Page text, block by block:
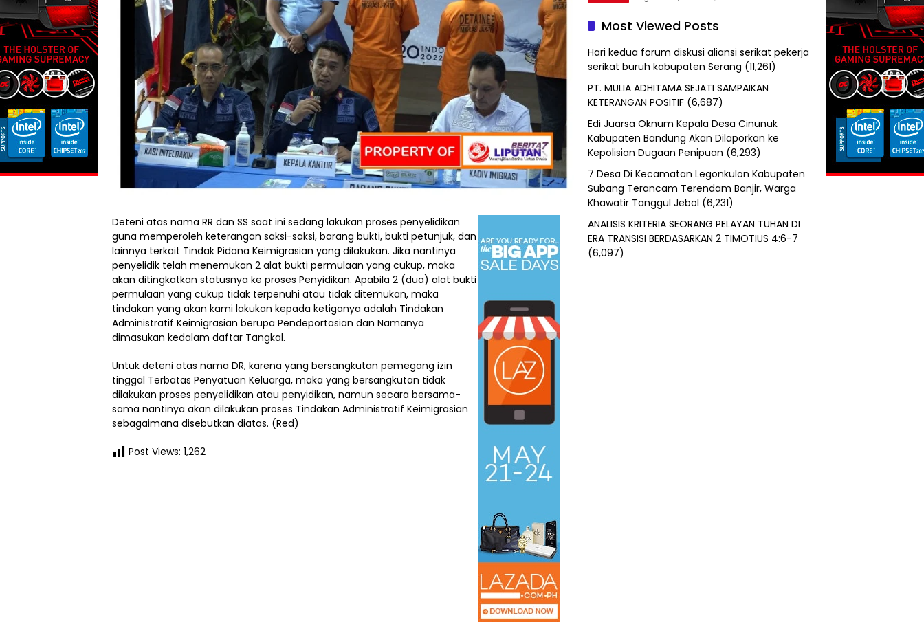
Deteni atas nama RR dan SS saat ini sedang lakukan proses penyelidikan
guna memperoleh keterangan saksi-saksi, barang bukti, bukti petunjuk, dan
lainnya terkait Tindak Pidana Keimigrasian yang dilakukan. Jika nantinya
penyelidik telah menemukan 2 alat bukti permulaan yang cukup, maka
akan ditingkatkan statusnya ke proses Penyidikan. Apabila 2 (dua) alat bukti
permulaan yang cukup tidak terpenuhi atau tidak ditemukan, maka
tindakan yang akan kami lakukan kepada ketiganya adalah Tindakan
Administratif Keimigrasian berupa Pendeportasian dan Namanya
dimasukan kedalam daftar Tangkal.
Untuk deteni atas nama DR, karena yang bersangkutan pemegang izin
tinggal Terbatas Penyatuan Keluarga, maka yang bersangkutan tidak
dilakukan proses penyelidikan atau penyidikan, namun secara bersama-
sama nantinya akan dilakukan proses Tindakan Administratif Keimigrasian
sebagaimana disebutkan diatas. (Red)
Post Views: 1,262
Most Viewed Posts
Hari kedua forum diskusi aliansi serikat pekerja
serikat buruh kabupaten Serang (11,261)
PT. MULIA ADHITAMA SEJATI SAMPAIKAN
KETERANGAN POSITIF (6,687)
Edi Juarsa Oknum Kepala Desa Cinunuk
Kabupaten Bandung Akan Dilaporkan ke
Kepolisian Dugaan Penipuan (6,293)
7 Desa Di Kecamatan Legonkulon Kabupaten
Subang Terancam Terendam Banjir, Warga
Khawatir Tanggul Jebol (6,231)
ANALISIS KRITERIA SEORANG PELAYAN TUHAN DI
ERA TRANSISI BERDASARKAN 2 TIMOTIUS 4:6-7
(6,097)